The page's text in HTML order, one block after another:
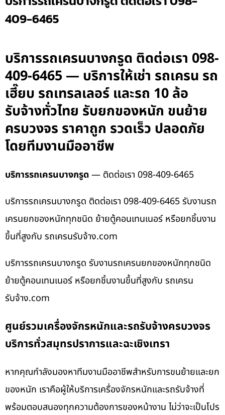
409-6465
บริการรถเครนบางกรูด ติดต่อเรา 098-
409-6465 — บริการให้เช่า รถเครน รถ
เฮี๊ยบ รถเทรลเลอร์ และรถ 10 ล้อ
รับจ้างทั่วไทย รับยกของหนัก ขนย้าย
ครบวงจร ราคาถูก รวดเร็ว ปลอดภัย
โดยทีมงานมืออาชีพ
บริการรถเครนบางกรูด— ติดต่อเรา 098-409-6465
บริการรถเครนบางกรูด ติดต่อเรา 098-409-6465 รับงานรถ
เครนยกของหนักทุกชนิด ย้ายตู้คอนเทนเนอร์ หรือยกชิ้นงาน
ขึ้นที่สูงกับ รถเครนรับจ้าง.com
บริการรถเครนบางกรูด รับงานรถเครนยกของหนักทุกชนิด
ย้ายตู้คอนเทนเนอร์ หรือยกชิ้นงานขึ้นที่สูงกับ รถเครน
รับจ้าง.com
ศูนย์รวมเครื่องจักรหนักและรถรับจ้างครบวงจร
บริการทั่วสมุทรปราการและฉะเชิงเทรา
หากคุณกำลังมองหาทีมงานมืออาชีพสำหรับการขนย้ายและยก
ของหนัก เราคือผู้ให้บริการเครื่องจักรหนักและรถรับจ้างที่
พร้อมตอบสนองทุกความต้องการของหน้างาน ไม่ว่าจะเป็นโปร